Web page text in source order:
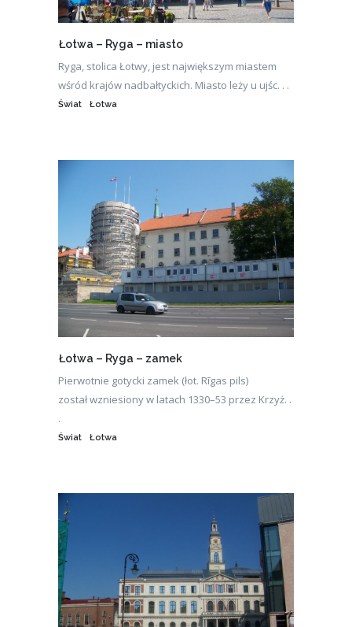
Łotwa – Ryga – miasto
Ryga, stolica Łotwy, jest największym miastem
wśród krajów nadbałtyckich. Miasto leży u ujśc. . .
Świat Łotwa
Łotwa – Ryga – zamek
Pierwotnie gotycki zamek (łot. Rīgas pils)
został wzniesiony w latach 1330–53 przez Krzyż. .
.
Świat Łotwa